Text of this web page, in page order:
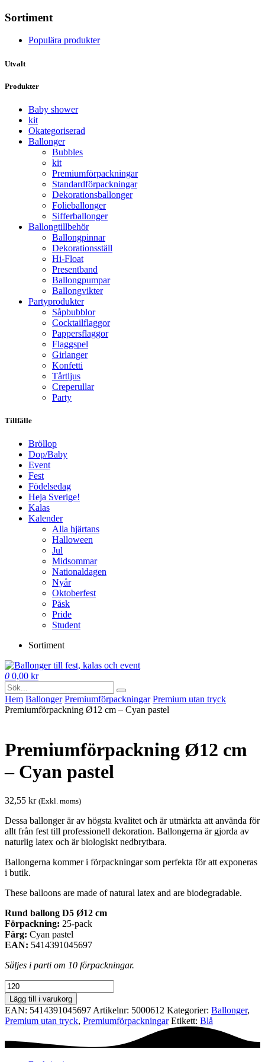
Sortiment
Populära produkter
Utvalt
Produkter
Baby shower
kit
Okategoriserad
Ballonger
Bubbles
kit
Premium­förpackningar
Standard­­förpackningar
Dekorations­ballonger
Folie­­­ballonger
Siffer­­ballonger
Ballong­tillbehör
Ballongpinnar
Dekorationsställ
Hi-Float
Presentband
Ballongpumpar
Ballong­vikter
Party­­produkter
Såpbubblor
Cocktail­flaggor
Pappers­flaggor
Flaggspel
Girlanger
Konfetti
Tårtljus
Creperullar
Party
Tillfälle
Bröllop
Dop/Baby
Event
Fest
Födelsedag
Heja Sverige!
Kalas
Kalender
Alla hjärtans
Halloween
Jul
Midsommar
Nationaldagen
Nyår
Oktoberfest
Påsk
Pride
Student
Sortiment
0 0,00 kr
Hem Ballonger Premium­förpackningar Premium utan tryck
Premiumförpackning Ø12 cm – Cyan pastel
Premiumförpackning Ø12 cm
– Cyan pastel
32,55 kr (Exkl. moms)
Dessa ballonger är av högsta kvalitet och är utmärkta att använda för
allt från fest till professionell dekoration. Ballongerna är gjorda av
naturlig latex och är biologiskt nedbrytbara.
Ballongerna kommer i förpackningar som perfekta för att exponeras
i butik.
These balloons are made of natural latex and are biodegradable.
Rund ballong D5 Ø12 cm
Förpackning: 25-pack
Färg: Cyan pastel
EAN: 5414391045697
Säljes i parti om 10 förpackningar.
Premiumförpackning
Ø12
cm
-
Cyan
mängd
Lägg till i varukorg
EAN: 5414391045697 Artikelnr: 5000612 Kategorier: Ballonger,
Premium utan tryck, Premium­förpackningar Etikett: Blå